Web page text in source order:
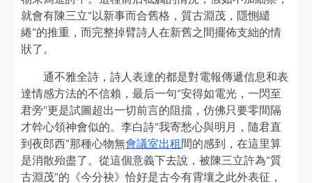
就會有陳三立“以新事而合舊格，質古淵茂，隱惻繾
綣”的推重，而完整掉臂詩人在新舊之間擺佈支絀的情
狀了。
通不雅全詩，詩人表達的都是對電報傳遞信息和表
達情感方法的不信賴，最后一句“安得如電光，一閃至
君旁”更是試圖超出一切前言的阻擋，仿佛只要零間隔
才幹心領神會似的。李白詩“我寄愁心與明月，隨君直
到夜郎西”那種心物無會議室出租間的感到，在這里算
是消散殆盡了。從這個意義下去說，被陳三立許為“質
古淵茂”的《今分袂》恰好是古今有霄壤之此外表征，